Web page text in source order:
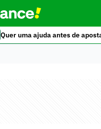
Quer uma ajuda antes de